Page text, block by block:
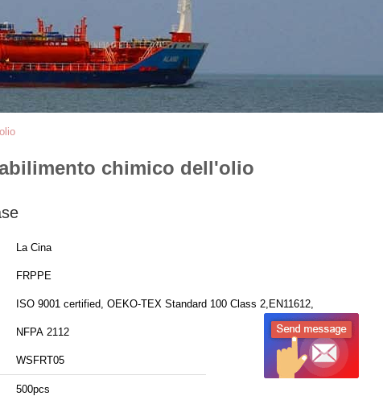
chimico dell'olio
La Cina
FRPPE
ISO 9001 certified, OEKO-TEX Standard 100 Class 2,EN11612,
NFPA 2112
WSFRT05
500pcs